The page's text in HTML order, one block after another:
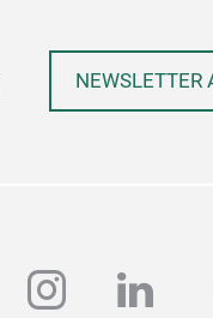
NEWSLETTER